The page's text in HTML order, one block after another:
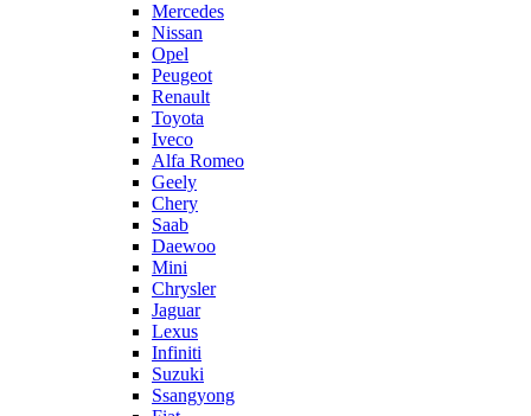
Mercedes
Nissan
Opel
Peugeot
Renault
Toyota
Iveco
Alfa Romeo
Geely
Chery
Saab
Daewoo
Mini
Chrysler
Jaguar
Lexus
Infiniti
Suzuki
Ssangyong